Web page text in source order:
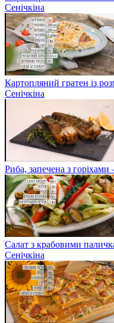
Сенічкіна
Картопляний гратен із
Сенічкіна
Риба, запечена з горіхами
Салат з крабовими
Сенічкіна